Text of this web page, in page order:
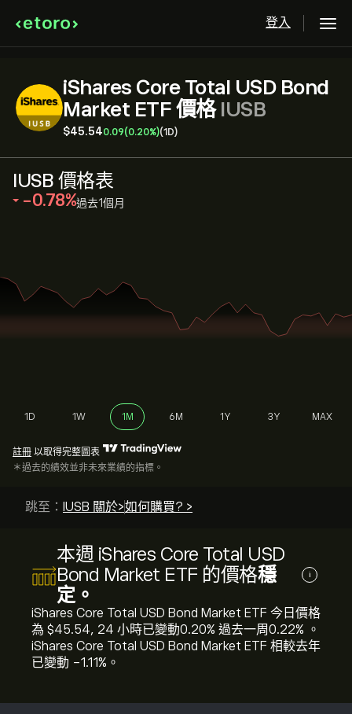
登入
iShares Core Total USD Bond
Market ETF 價格IUSB
‎$‎45.540.09(0.20%)(1D)
IUSB 價格表
‎-0.78‎ 過去1個月
1D 1W 1M 6M 1Y 3Y MAX
註冊 以取得完整圖表
＊過去的績效並非未來業績的指標。
跳至： IUSB 關於>如何購買? >
本週 iShares Core Total USD
Bond Market ETF 的價格穩
定。
i
iShares Core Total USD Bond Market ETF 今日價格
為 ‎$‎45.54, 24 小時已變動‎0.20‎% 過去一周‎0.22‎% 。
iShares Core Total USD Bond Market ETF 相較去年
已變動 ‎-1.11‎%。